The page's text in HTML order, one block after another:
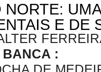
NORTE:
E DE
BANCA :